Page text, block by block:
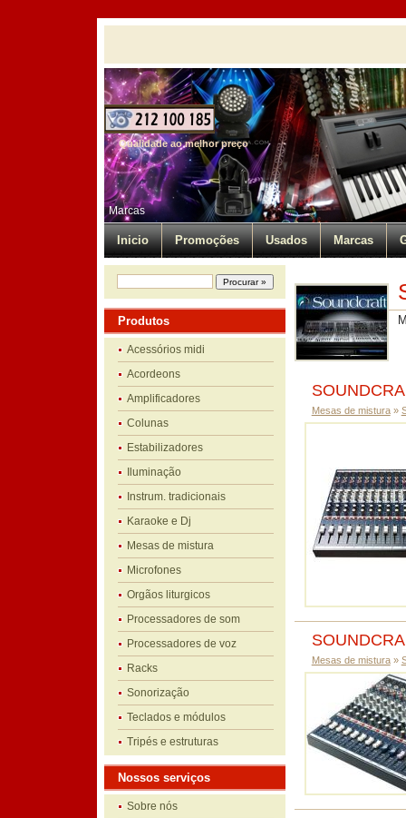
Qualidade ao melhor preço
Marcas
Inicio Promoções Usados Marcas
Produtos
Acessórios midi
Acordeons
Amplificadores
Colunas
Estabilizadores
Iluminação
Instrum. tradicionais
Karaoke e Dj
Mesas de mistura
Microfones
Orgãos liturgicos
Processadores de som
Processadores de voz
Racks
Sonorização
Teclados e módulos
Tripés e estruturas
Nossos serviços
Sobre nós
Mesas de mistura»
Mesas de mistura»